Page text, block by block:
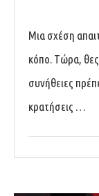
Μια σχέση
κόπο. Τώρα, θες
συνήθειες
κρατήσεις …